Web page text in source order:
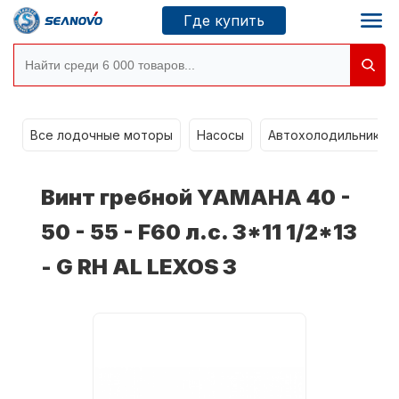
Где купить
Новосибирск
Моторы SEANOVO
Все лодочные моторы Насосы Автохолодильники
Винт гребной YAMAHA 40 -
50 - 55 - F60 л.с. 3*11 1/2*13
- G RH AL LEXOS 3